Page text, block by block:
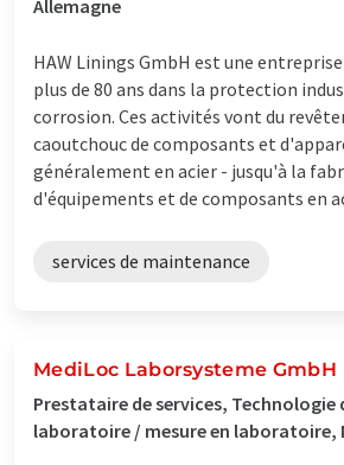
Allemagne
HAW Linings GmbH est une
plus de 80 ans dans la protection
corrosion. Ces activités vont du
caoutchouc de composants et
généralement en acier - jusqu'à la
d'équipements et de composants en
services de maintenance
MediLoc Laborsysteme GmbH
Prestataire de services, Technologie
laboratoire / mesure en laboratoire,